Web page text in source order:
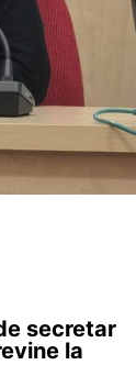
secretar
la